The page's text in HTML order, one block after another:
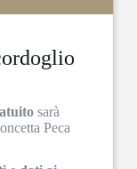
sarà
Peca